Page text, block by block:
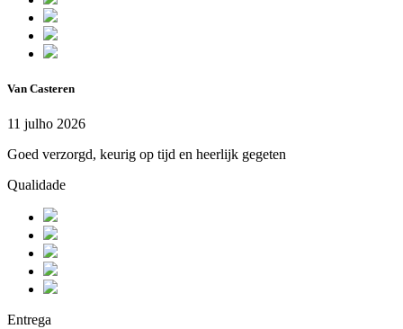
Van Casteren
11 julho 2026
Goed verzorgd, keurig op tijd en heerlijk gegeten
Qualidade
Entrega